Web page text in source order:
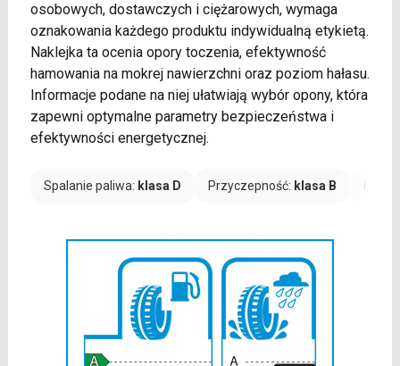
osobowych, dostawczych i ciężarowych, wymaga
oznakowania każdego produktu indywidualną etykietą.
Naklejka ta ocenia opory toczenia, efektywność
hamowania na mokrej nawierzchni oraz poziom hałasu.
Informacje podane na niej ułatwiają wybór opony, która
zapewni optymalne parametry bezpieczeństwa i
efektywności energetycznej.
Spalanie paliwa: klasa D Przyczepność: klasa B